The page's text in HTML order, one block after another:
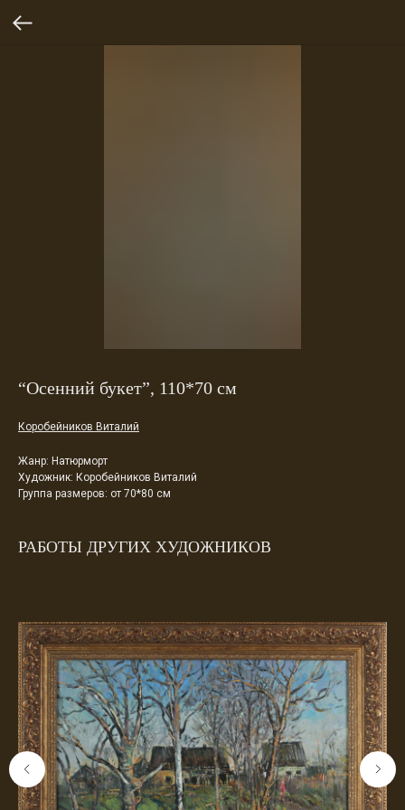
“Осенний букет”, 110*70 см
Коробейников Виталий
Жанр: Натюрморт
Художник: Коробейников Виталий
Группа размеров: от 70*80 см
РАБОТЫ ДРУГИХ ХУДОЖНИКОВ